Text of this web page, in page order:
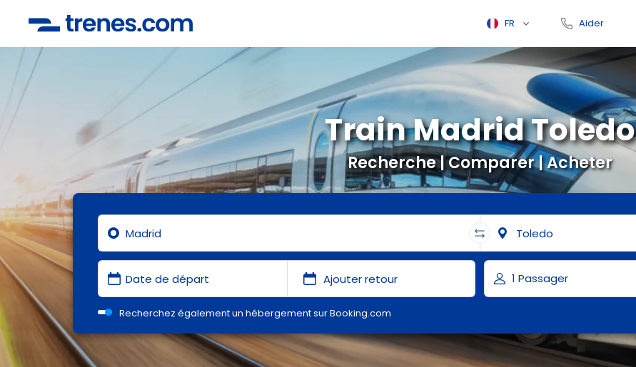
FR Aider
Recherche | Comparer | Acheter
Train Madrid Toledo
Recherchez également un hébergement sur Booking.com